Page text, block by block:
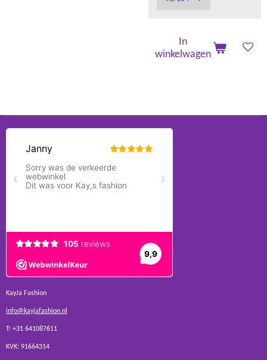
In
winkelwagen
KayJa Fashion
info@kayjafashion.nl
T: +31 641087611
KVK: 91664314